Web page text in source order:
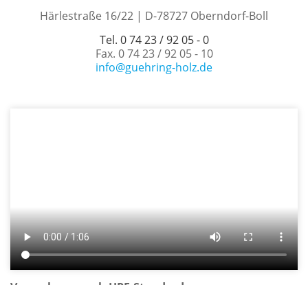
Härlestraße 16/22 | D-78727 Oberndorf-Boll
Tel. 0 74 23 / 92 05 - 0
Fax. 0 74 23 / 92 05 - 10
info@guehring-holz.de